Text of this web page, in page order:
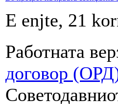
E enjte, 21
Работната
договор